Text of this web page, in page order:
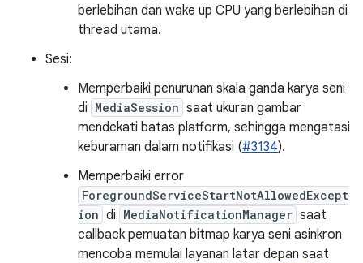
berlebihan dan wake up CPU yang berlebihan di
thread utama.
Sesi:
Memperbaiki penurunan skala ganda karya seni
di MediaSession saat ukuran gambar
mendekati batas platform, sehingga mengatasi
keburaman dalam notifikasi (#3134).
Memperbaiki error
ForegroundServiceStartNotAllowedExcept
ion di MediaNotificationManager saat
callback pemuatan bitmap karya seni asinkron
mencoba memulai layanan latar depan saat